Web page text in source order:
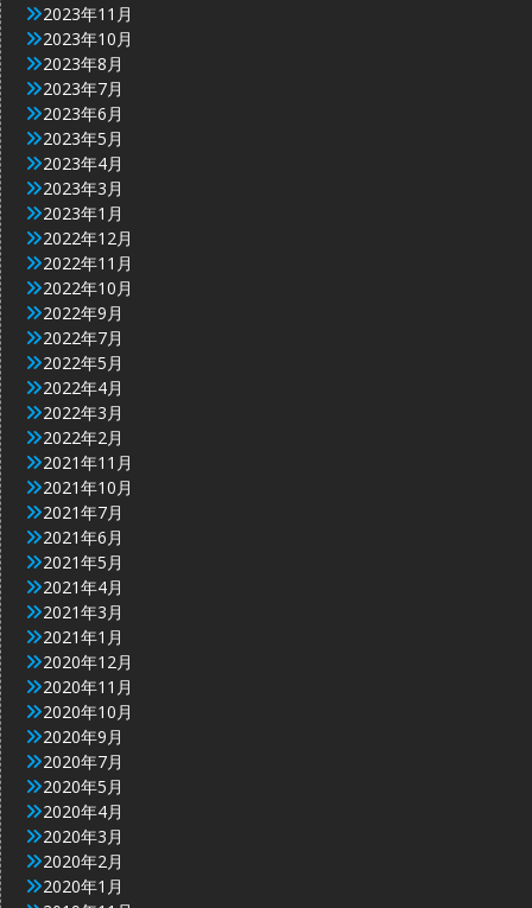
2023年11月
2023年10月
2023年8月
2023年7月
2023年6月
2023年5月
2023年4月
2023年3月
2023年1月
2022年12月
2022年11月
2022年10月
2022年9月
2022年7月
2022年5月
2022年4月
2022年3月
2022年2月
2021年11月
2021年10月
2021年7月
2021年6月
2021年5月
2021年4月
2021年3月
2021年1月
2020年12月
2020年11月
2020年10月
2020年9月
2020年7月
2020年5月
2020年4月
2020年3月
2020年2月
2020年1月